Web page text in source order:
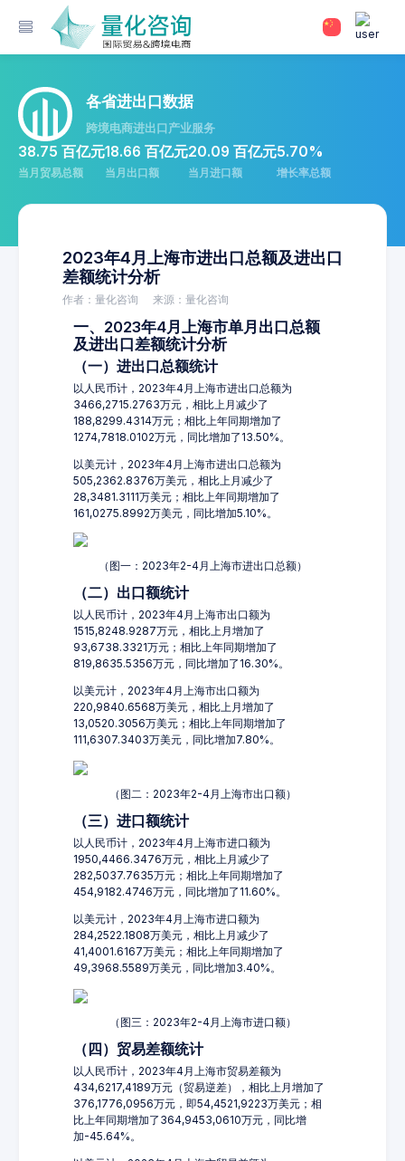
各省进出口数据
跨境电商进出口产业服务
38.75 百亿元
当月贸易总额
18.66 百亿元
当月出口额
20.09 百亿元
当月进口额
5.70%
增长率总额
2023年4月上海市进出口总额及进出口
差额统计分析
作者：量化咨询 来源：量化咨询
一、2023年4月上海市单月出口总额
及进出口差额统计分析
（一）进出口总额统计
以人民币计，2023年4月上海市进出口总额为
3466,2715.2763万元，相比上月减少了
188,8299.4314万元；相比上年同期增加了
1274,7818.0102万元，同比增加了13.50%。
以美元计，2023年4月上海市进出口总额为
505,2362.8376万美元，相比上月减少了
28,3481.3111万美元；相比上年同期增加了
161,0275.8992万美元，同比增加5.10%。
（图一：2023年2-4月上海市进出口总额）
（二）出口额统计
以人民币计，2023年4月上海市出口额为
1515,8248.9287万元，相比上月增加了
93,6738.3321万元；相比上年同期增加了
819,8635.5356万元，同比增加了16.30%。
以美元计，2023年4月上海市出口额为
220,9840.6568万美元，相比上月增加了
13,0520.3056万美元；相比上年同期增加了
111,6307.3403万美元，同比增加7.80%。
（图二：2023年2-4月上海市出口额）
（三）进口额统计
以人民币计，2023年4月上海市进口额为
1950,4466.3476万元，相比上月减少了
282,5037.7635万元；相比上年同期增加了
454,9182.4746万元，同比增加了11.60%。
以美元计，2023年4月上海市进口额为
284,2522.1808万美元，相比上月减少了
41,4001.6167万美元；相比上年同期增加了
49,3968.5589万美元，同比增加3.40%。
（图三：2023年2-4月上海市进口额）
（四）贸易差额统计
以人民币计，2023年4月上海市贸易差额为
434,6217,4189万元（贸易逆差），相比上月增加了
376,1776,0956万元，即54,4521,9223万美元；相
比上年同期增加了364,9453,0610万元，同比增
加-45.64%。